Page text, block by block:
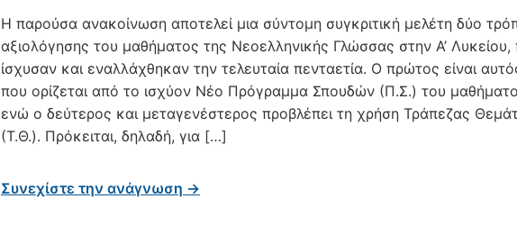
Η παρούσα ανακοίνωση αποτελεί μια σύντομη συγκριτική μελέτη δύο
αξιολόγησης του μαθήματος της Νεοελληνικής Γλώσσας στην Α’ Λυκείου,
ίσχυσαν και εναλλάχθηκαν την τελευταία πενταετία. Ο πρώτος είναι
που ορίζεται από το ισχύον Νέο Πρόγραμμα Σπουδών (Π.Σ.) του
ενώ ο δεύτερος και μεταγενέστερος προβλέπει τη χρήση Τράπεζας
(Τ.Θ.). Πρόκειται, δηλαδή, για […]
Συνεχίστε την ανάγνωση →